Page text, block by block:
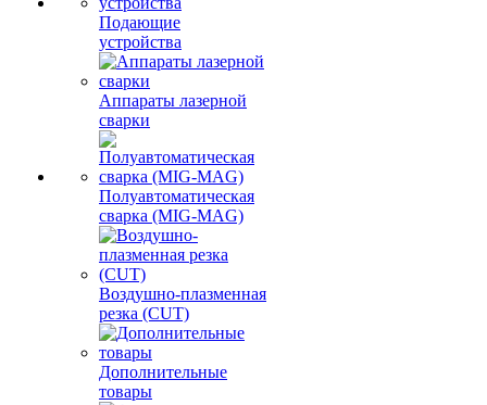
Подающие
устройства
Аппараты лазерной
сварки
Полуавтоматическая
сварка (MIG-MAG)
Воздушно-плазменная
резка (CUT)
Дополнительные
товары